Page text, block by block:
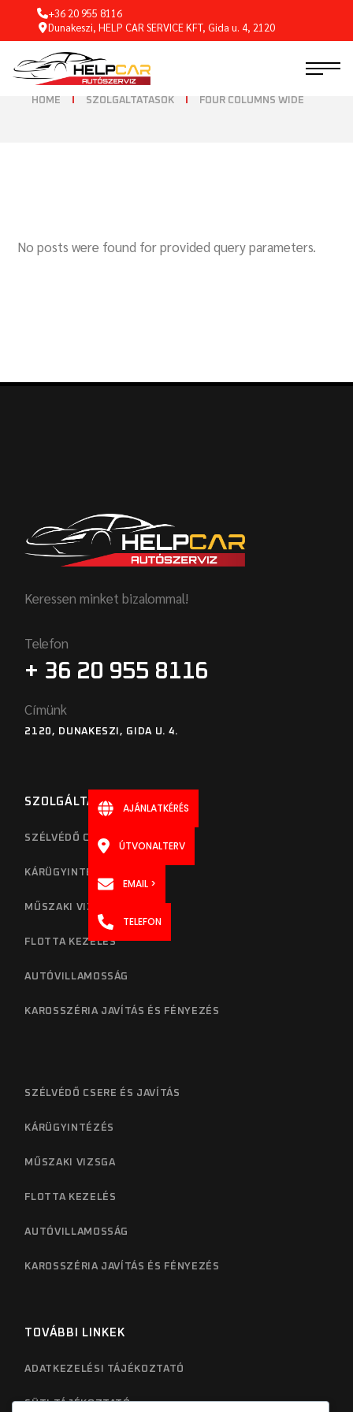
+36 20 955 8116
Dunakeszi, HELP CAR SERVICE KFT, Gida u. 4, 2120
HOME SZOLGÁLTATÁSOK FOUR COLUMNS WIDE
No posts were found for provided query parameters.
Keressen minket bizalommal!
Telefon
+ 36 20 955 8116
Címünk
2120, DUNAKESZI, GIDA U. 4.
SZOLGÁLTATÁSOK
SZÉLVÉDŐ CSERE ÉS JAVÍTÁS
KÁRÜGYINTÉZÉS
MŰSZAKI VIZSGA
FLOTTA KEZELÉS
AUTÓVILLAMOSSÁG
KAROSSZÉRIA JAVÍTÁS ÉS FÉNYEZÉS
SZÉLVÉDŐ CSERE ÉS JAVÍTÁS
KÁRÜGYINTÉZÉS
MŰSZAKI VIZSGA
FLOTTA KEZELÉS
AUTÓVILLAMOSSÁG
KAROSSZÉRIA JAVÍTÁS ÉS FÉNYEZÉS
TOVÁBBI LINKEK
ADATKEZELÉSI TÁJÉKOZTATÓ
SÜTI TÁJÉKOZTATÓ
AJÁNLATKÉRÉS
ÚTVONALTERV
EMAIL >
TELEFON